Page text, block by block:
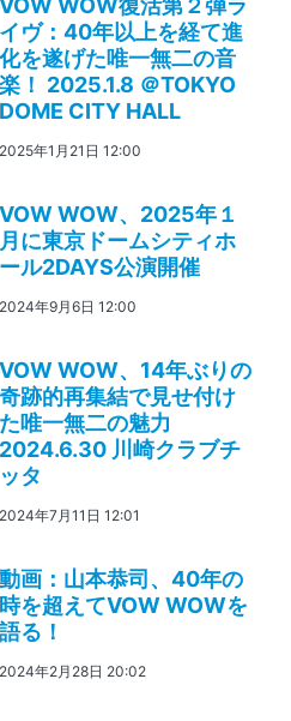
イヴ：40年以上を経て進
化を遂げた唯一無二の音
楽！ 2025.1.8 ＠TOKYO
DOME CITY HALL
2025年1月21日 12:00
VOW WOW、2025年１
月に東京ドームシティホ
ール2DAYS公演開催
2024年9月6日 12:00
VOW WOW、14年ぶりの
奇跡的再集結で見せ付け
た唯一無二の魅力
2024.6.30 川崎クラブチ
ッタ
2024年7月11日 12:01
動画：山本恭司、40年の
時を超えてVOW WOWを
語る！
2024年2月28日 20:02